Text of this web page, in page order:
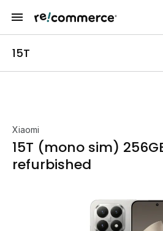
15T
Xiaomi
15T (mono sim)
refurbished